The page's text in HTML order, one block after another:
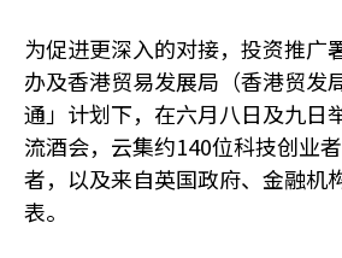
为促进更深入的对接，投资推广
办及香港贸易发展局（香港贸发
通」计划下，在六月八日及九日
流酒会，云集约140位科技创业
者，以及来自英国政府、金融机
表。